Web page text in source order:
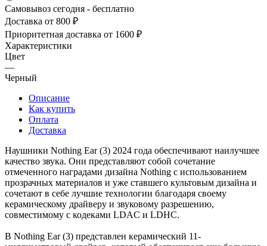
Самовывоз сегодня - бесплатно
Доставка от 800 ₽
Приоритетная доставка от 1600 ₽
Характеристики
Цвет
—
Черный
Описание
Как купить
Оплата
Доставка
Наушники Nothing Ear (3) 2024 года обеспечивают наилучшее
качество звука. Они представляют собой сочетание
отмеченного наградами дизайна Nothing с использованием
прозрачных материалов и уже ставшего культовым дизайна и
сочетают в себе лучшие технологии благодаря своему
керамическому драйверу и звуковому разрешению,
совместимому с кодеками LDAC и LDHC.
В Nothing Ear (3) представлен керамический 11-